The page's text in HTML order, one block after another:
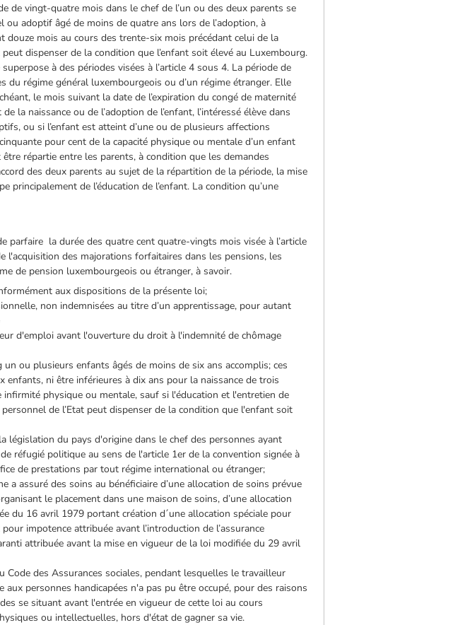
de vingt-quatre mois dans le chef de l’un ou des deux parents se
ou adoptif âgé de moins de quatre ans lors de l’adoption, à
douze mois au cours des trente-six mois précédant celui de la
dispenser de la condition que l’enfant soit élevé au Luxembourg.
à des périodes visées à l’article 4 sous 4. La période de
régime général luxembourgeois ou d’un régime étranger. Elle
le mois suivant la date de l’expiration du congé de maternité
la naissance ou de l’adoption de l’enfant, l’intéressé élève dans
ou si l’enfant est atteint d’une ou de plusieurs affections
pour cent de la capacité physique ou mentale d’un enfant
répartie entre les parents, à condition que les demandes
des deux parents au sujet de la répartition de la période, la mise
principalement de l’éducation de l’enfant. La condition qu’une
parfaire la durée des quatre cent quatre-vingts mois visée à l’article
l'acquisition des majorations forfaitaires dans les pensions, les
de pension luxembourgeois ou étranger, à savoir.
aux dispositions de la présente loi;
non indemnisées au titre d’un apprentissage, pour autant
d'emploi avant l'ouverture du droit à l'indemnité de chômage
ou plusieurs enfants âgés de moins de six ans accomplis; ces
ni être inférieures à dix ans pour la naissance de trois
physique ou mentale, sauf si l'éducation et l'entretien de
de l’Etat peut dispenser de la condition que l'enfant soit
législation du pays d'origine dans le chef des personnes ayant
réfugié politique au sens de l'article 1er de la convention signée à
de prestations par tout régime international ou étranger;
assuré des soins au bénéficiaire d’une allocation de soins prévue
le placement dans une maison de soins, d’une allocation
du 16 avril 1979 portant création d´une allocation spéciale pour
impotence attribuée avant l’introduction de l’assurance
attribuée avant la mise en vigueur de la loi modifiée du 29 avril
des Assurances sociales, pendant lesquelles le travailleur
personnes handicapées n'a pas pu être occupé, pour des raisons
se situant avant l'entrée en vigueur de cette loi au cours
ou intellectuelles, hors d'état de gagner sa vie.